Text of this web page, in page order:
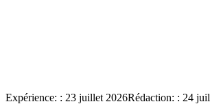
Expérience: : 23 juillet 2026Rédaction: : 24